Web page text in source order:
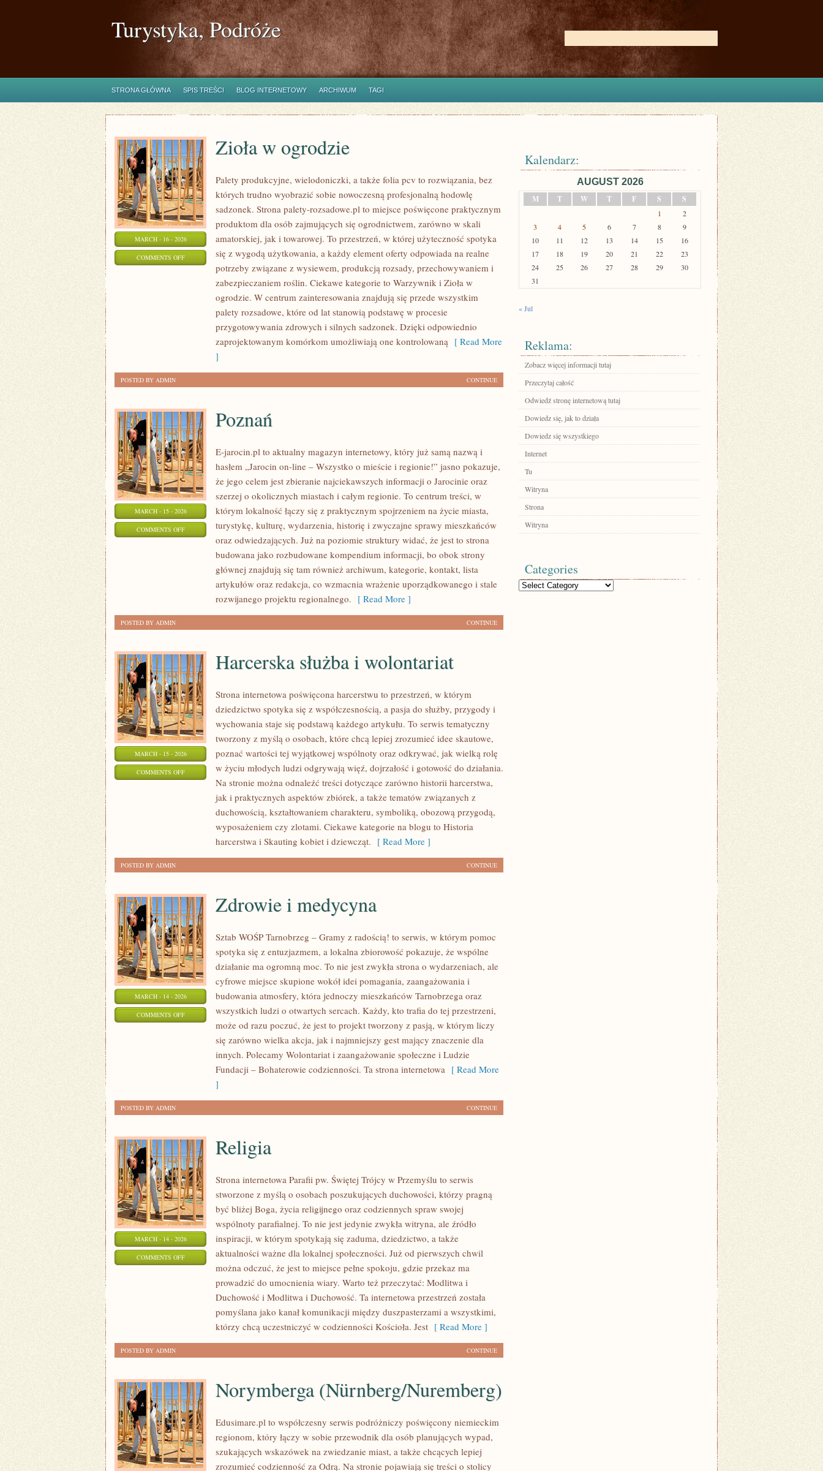
Turystyka, Podróże
STRONA GŁÓWNA SPIS TREŚCI BLOG INTERNETOWY ARCHIWUM TAGI
MARCH - 16 - 2026
COMMENTS OFFON
Zioła w ogrodzie
Palety produkcyjne, wielodoniczki, a także folia pcv to rozwiązania, bez
których trudno wyobrazić sobie nowoczesną profesjonalną hodowlę
sadzonek. Strona palety-rozsadowe.pl to miejsce poświęcone praktycznym
produktom dla osób zajmujących się ogrodnictwem, zarówno w skali
amatorskiej, jak i towarowej. To przestrzeń, w której użyteczność spotyka
się z wygodą użytkowania, a każdy element oferty odpowiada na realne
potrzeby związane z wysiewem, produkcją rozsady, przechowywaniem i
zabezpieczaniem roślin. Ciekawe kategorie to Warzywnik i Zioła w
ogrodzie. W centrum zainteresowania znajdują się przede wszystkim
palety rozsadowe, które od lat stanowią podstawę w procesie
przygotowywania zdrowych i silnych sadzonek. Dzięki odpowiednio
zaprojektowanym komórkom umożliwiają one kontrolowaną [ Read More
]
CONTINUE
POSTED BY ADMIN
MARCH - 15 - 2026
COMMENTS OFFON
Poznań
E-jarocin.pl to aktualny magazyn internetowy, który już samą nazwą i
hasłem „Jarocin on-line – Wszystko o mieście i regionie!” jasno pokazuje,
że jego celem jest zbieranie najciekawszych informacji o Jarocinie oraz
szerzej o okolicznych miastach i całym regionie. To centrum treści, w
którym lokalność łączy się z praktycznym spojrzeniem na życie miasta,
turystykę, kulturę, wydarzenia, historię i zwyczajne sprawy mieszkańców
oraz odwiedzających. Już na poziomie struktury widać, że jest to strona
budowana jako rozbudowane kompendium informacji, bo obok strony
głównej znajdują się tam również archiwum, kategorie, kontakt, lista
artykułów oraz redakcja, co wzmacnia wrażenie uporządkowanego i stale
rozwijanego projektu regionalnego. [ Read More ]
CONTINUE
POSTED BY ADMIN
MARCH - 15 - 2026
COMMENTS OFFON
HARCERSKA
WOLONTARIAT
Harcerska służba i wolontariat
Strona internetowa poświęcona harcerstwu to przestrzeń, w którym
dziedzictwo spotyka się z współczesnością, a pasja do służby, przygody i
wychowania staje się podstawą każdego artykułu. To serwis tematyczny
tworzony z myślą o osobach, które chcą lepiej zrozumieć idee skautowe,
poznać wartości tej wyjątkowej wspólnoty oraz odkrywać, jak wielką rolę
w życiu młodych ludzi odgrywają więź, dojrzałość i gotowość do działania.
Na stronie można odnaleźć treści dotyczące zarówno historii harcerstwa,
jak i praktycznych aspektów zbiórek, a także tematów związanych z
duchowością, kształtowaniem charakteru, symboliką, obozową przygodą,
wyposażeniem czy zlotami. Ciekawe kategorie na blogu to Historia
harcerstwa i Skauting kobiet i dziewcząt. [ Read More ]
CONTINUE
POSTED BY ADMIN
MARCH - 14 - 2026
COMMENTS OFFON
MEDYCYNA
Zdrowie i medycyna
Sztab WOŚP Tarnobrzeg – Gramy z radością! to serwis, w którym pomoc
spotyka się z entuzjazmem, a lokalna zbiorowość pokazuje, że wspólne
działanie ma ogromną moc. To nie jest zwykła strona o wydarzeniach, ale
cyfrowe miejsce skupione wokół idei pomagania, zaangażowania i
budowania atmosfery, która jednoczy mieszkańców Tarnobrzega oraz
wszystkich ludzi o otwartych sercach. Każdy, kto trafia do tej przestrzeni,
może od razu poczuć, że jest to projekt tworzony z pasją, w którym liczy
się zarówno wielka akcja, jak i najmniejszy gest mający znaczenie dla
innych. Polecamy Wolontariat i zaangażowanie społeczne i Ludzie
Fundacji – Bohaterowie codzienności. Ta strona internetowa [ Read More
]
CONTINUE
POSTED BY ADMIN
MARCH - 14 - 2026
COMMENTS OFFON
Religia
Strona internetowa Parafii pw. Świętej Trójcy w Przemyślu to serwis
stworzone z myślą o osobach poszukujących duchowości, którzy pragną
być bliżej Boga, życia religijnego oraz codziennych spraw swojej
wspólnoty parafialnej. To nie jest jedynie zwykła witryna, ale źródło
inspiracji, w którym spotykają się zaduma, dziedzictwo, a także
aktualności ważne dla lokalnej społeczności. Już od pierwszych chwil
można odczuć, że jest to miejsce pełne spokoju, gdzie przekaz ma
prowadzić do umocnienia wiary. Warto też przeczytać: Modlitwa i
Duchowość i Modlitwa i Duchowość. Ta internetowa przestrzeń została
pomyślana jako kanał komunikacji między duszpasterzami a wszystkimi,
którzy chcą uczestniczyć w codzienności Kościoła. Jest [ Read More ]
CONTINUE
POSTED BY ADMIN
Norymberga (Nürnberg/Nuremberg)
Edusimare.pl to współczesny serwis podróżniczy poświęcony niemieckim
regionom, który łączy w sobie przewodnik dla osób planujących wypad,
szukających wskazówek na zwiedzanie miast, a także chcących lepiej
zrozumieć codzienność za Odrą. Na stronie pojawiają się treści o stolicy
Kalendarz:
AUGUST 2026
M
T W T F S S
1
2
3
4 5 6 7 8
9
10
11 12 13 14 15
16
17
18 19 20 21 22
23
24
25 26 27 28 29
30
31
« Jul
Reklama:
Zobacz więcej informacji tutaj
Przeczytaj całość
Odwiedź stronę internetową tutaj
Dowiedz się, jak to działa
Dowiedz się wszystkiego
Internet
Tu
Witryna
Strona
Witryna
Categories
Categories